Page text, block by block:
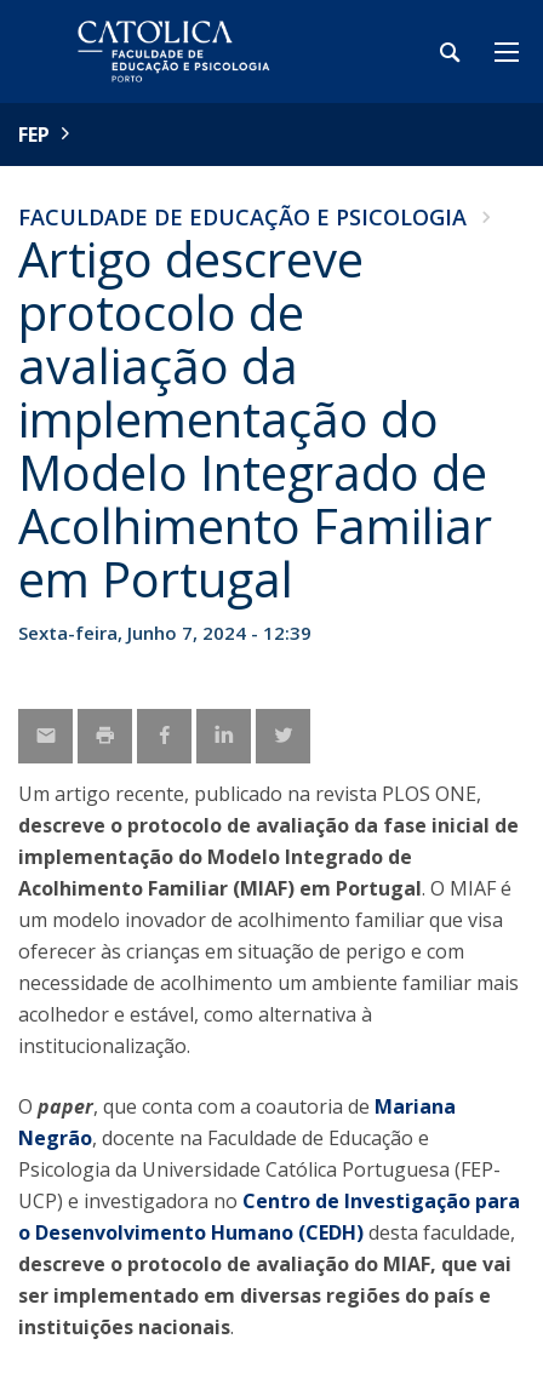
FEP
FACULDADE DE EDUCAÇÃO E PSICOLOGIA
Artigo descreve
protocolo de
avaliação da
implementação do
Modelo Integrado de
Acolhimento Familiar
em Portugal
Sexta-feira, Junho 7, 2024 - 12:39
Um artigo recente, publicado na revista PLOS ONE,
descreve o protocolo de avaliação da fase inicial de
implementação do Modelo Integrado de
Acolhimento Familiar (MIAF) em Portugal. O MIAF é
um modelo inovador de acolhimento familiar que visa
oferecer às crianças em situação de perigo e com
necessidade de acolhimento um ambiente familiar mais
acolhedor e estável, como alternativa à
institucionalização.
O paper, que conta com a coautoria de Mariana
Negrão, docente na Faculdade de Educação e
Psicologia da Universidade Católica Portuguesa (FEP-
UCP) e investigadora no Centro de Investigação para
o Desenvolvimento Humano (CEDH)desta faculdade,
descreve o protocolo de avaliação do MIAF, que vai
ser implementado em diversas regiões do país e
instituições nacionais.